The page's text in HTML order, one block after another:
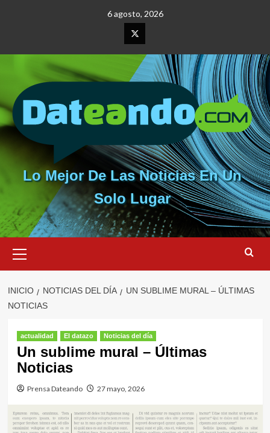
6 agosto, 2026
Elemento
del
menú
Lo Mejor De Las Noticias En Un
Solo Lugar
primario
INICIO NOTICIAS DEL DÍA
UN SUBLIME MURAL – ÚLTIMAS
NOTICIAS
actualidad El datazo Noticias del día
Un sublime mural – Últimas
Noticias
Prensa Dateando 27 mayo, 2026